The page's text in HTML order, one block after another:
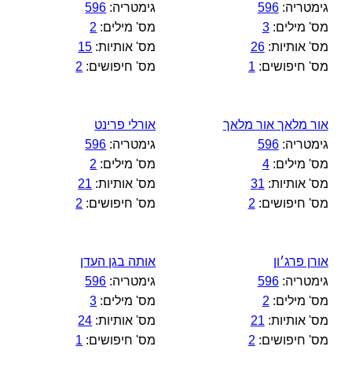
גימטריה:596
מס' מילים:3
מס' אותיות:26
מס' חיפושים: 1
גימטריה: 596
מס' מילים: 2
מס' אותיות: 15
מס' חיפושים: 2
אור מלאך אור מלאך
גימטריה:596
מס' מילים:4
מס' אותיות: 31
מס' חיפושים: 2
אורלי פרינט
גימטריה: 596
מס' מילים: 2
מס' אותיות: 21
מס' חיפושים: 2
אורן פרג׳ון
גימטריה:596
מס' מילים: 2
מס' אותיות: 21
מס' חיפושים: 2
אותה בגן העדן
גימטריה: 596
מס' מילים: 3
מס' אותיות: 24
מס' חיפושים: 1